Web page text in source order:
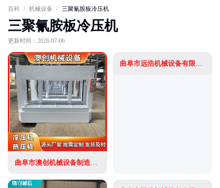
百科 / 机械设备 / 三聚氰胺板冷压机
三聚氰胺板冷压机
更新时间：2026-07-06
曲阜市澳创机械设备制造有限公司
曲阜市远浩机械设备有限公司